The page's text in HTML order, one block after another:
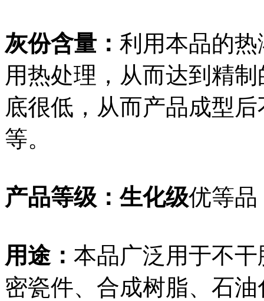
灰份含量： 利用本品的
用热处理，从而达到精
底很低，从而产品成型
等。
产品等级：生化级优等品
用途： 本品广泛用于不
密瓷件、合成树脂、石